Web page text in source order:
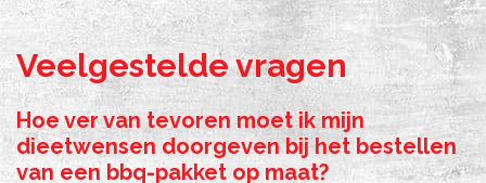
Veelgestelde vragen
Hoe ver van tevoren moet ik mijn
dieetwensen doorgeven bij het bestellen
van een bbq-pakket op maat?